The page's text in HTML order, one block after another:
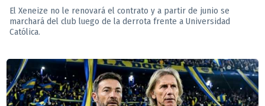
El Xeneize no le renovará el contrato y a partir de junio se
marchará del club luego de la derrota frente a Universidad
Católica.